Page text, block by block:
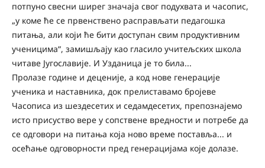
потпуно свесни ширег значаја свог подухвата и часопис,
„у коме ће се првенствено расправљати педагошка
питања, али који ће бити доступан свим продуктивним
ученицима“, замишљају као гласило учитељских школа
читаве Југославије. И Узданица је то била...
Пролазе године и деценије, а код нове генерације
ученика и наставника, док прелиставамо бројеве
Часописа из шездесетих и седамдесетих, препознајемо
исто присуство вере у сопствене вредности и потребе да
се одговори на питања која ново време поставља... и
осећање одговорности пред генерацијама које долазе.